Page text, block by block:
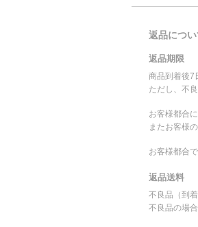
返品につ
返品期限
商品到着後7
ただし、不
お客様都合
またお客様
お客様都合
返品送料
不良品（到
不良品の場